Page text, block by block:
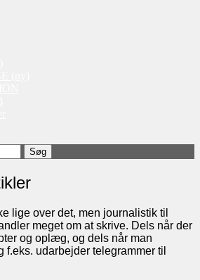
lige over det, men journalistik til
meget om at skrive. Dels når der
og oplæg, og dels når man
f.eks. udarbejder telegrammer til